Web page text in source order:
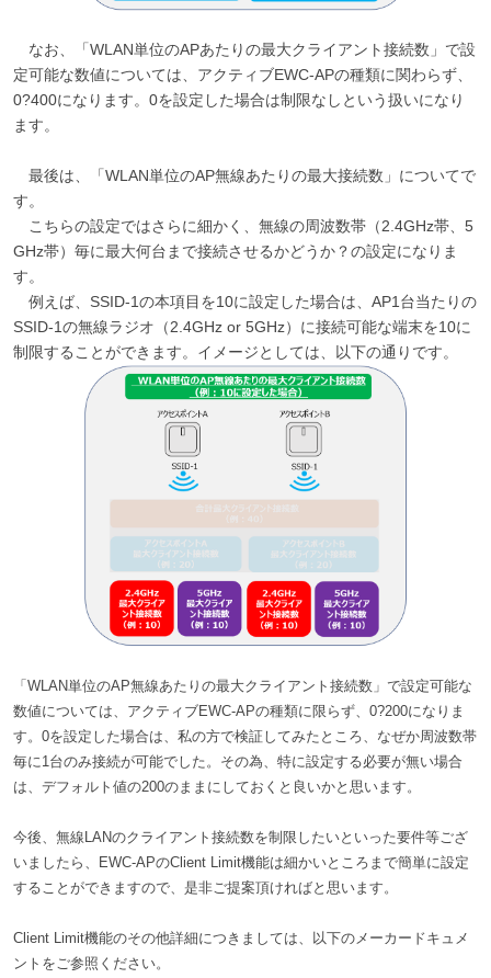
なお、「WLAN単位のAPあたりの最大クライアント接続数」で設
定可能な数値については、アクティブEWC-APの種類に関わらず、
0?400になります。0を設定した場合は制限なしという扱いになり
ます。
最後は、「WLAN単位のAP無線あたりの最大接続数」についてで
す。
こちらの設定ではさらに細かく、無線の周波数帯（2.4GHz帯、5
GHz帯）毎に最大何台まで接続させるかどうか？の設定になりま
す。
例えば、SSID-1の本項目を10に設定した場合は、AP1台当たりの
SSID-1の無線ラジオ（2.4GHz or 5GHz）に接続可能な端末を10に
制限することができます。イメージとしては、以下の通りです。
「WLAN単位のAP無線あたりの最大クライアント接続数」で設定可能な
数値については、アクティブEWC-APの種類に限らず、 0?200になりま
す。 0を設定した場合は、私の方で検証してみたところ、なぜか周波数帯
毎に 1 台のみ接続が可能でした。その為、特に設定する必要が無い場合
は、デフォルト値の200のままにしておくと良いかと思います。
今後、無線LANのクライアント接続数を制限したいといった要件等ござ
いましたら、 EWC-APのClient Limit機能は細かいところまで簡単に設定
することができますので、是非ご提案頂ければと思います。
Client Limit機能のその他詳細につきましては、以下のメーカードキュメ
ントをご参照ください。